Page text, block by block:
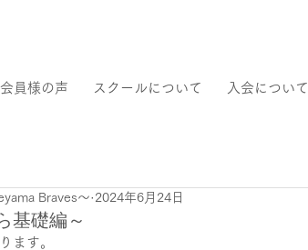
会員様の声 スクールについて 入会について
基礎編～
Braves～ 2024年6月24日
ます。